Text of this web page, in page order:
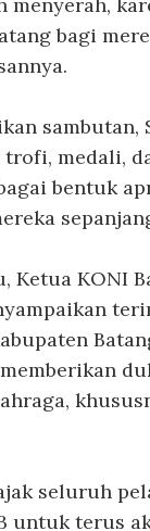
bagi
sambutan,
medali,
bentuk
Ketua KONI
seluruh
untuk terus